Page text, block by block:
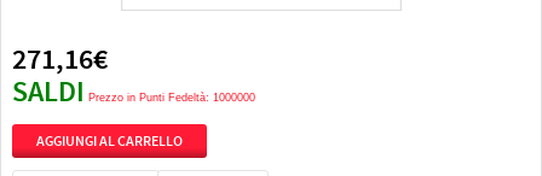
271,16€
SALDI Prezzo in Punti Fedeltà: 1000000